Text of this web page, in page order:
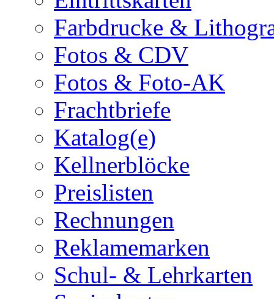
Farbdrucke &
Fotos & CDV
Fotos & Foto-AK
Frachtbriefe
Katalog(e)
Kellnerblöcke
Preislisten
Rechnungen
Reklamemarken
Schul- & Lehrkarten